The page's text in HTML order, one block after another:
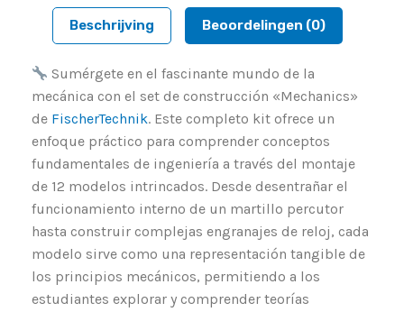
Beschrijving Beoordelingen (0)
Sumérgete en el fascinante mundo de la
mecánica con el set de construcción «Mechanics»
de FischerTechnik. Este completo kit ofrece un
enfoque práctico para comprender conceptos
fundamentales de ingeniería a través del montaje
de 12 modelos intrincados. Desde desentrañar el
funcionamiento interno de un martillo percutor
hasta construir complejas engranajes de reloj, cada
modelo sirve como una representación tangible de
los principios mecánicos, permitiendo a los
estudiantes explorar y comprender teorías